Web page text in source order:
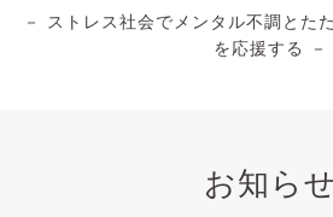
－ ストレス社会でメンタル不調とた
を応援する －
お知らせ